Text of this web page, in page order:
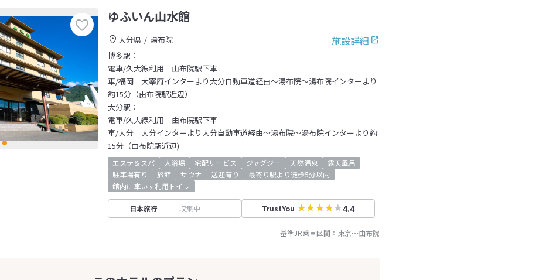
ゆふいん山水館
施設詳細
大分県
湯布院
博多駅：
電車/久大線利用 由布院駅下車
車/福岡 大宰府インターより大分自動車道経由～湯布院～湯布院インターより
約15分（由布院駅近辺）
大分駅：
電車/久大線利用 由布院駅下車
車/大分 大分インターより大分自動車道経由～湯布院～湯布院インターより約
15分（由布院駅近辺)
エステ＆スパ 大浴場 宅配サービス ジャグジー 天然温泉
露天風呂
駐車場有り
旅館 サウナ 送迎有り
最寄り駅より徒歩5分以内
館内に車いす利用トイレ
日本旅行 収集中 TrustYou 4.4
基準JR乗車区間： 東京～由布院